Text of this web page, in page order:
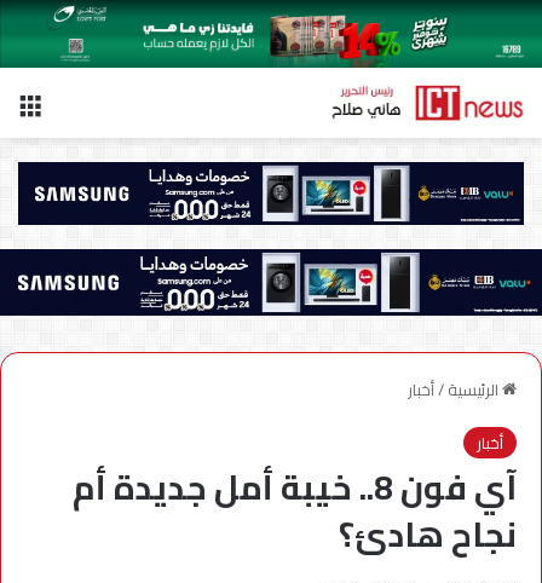
الرئيسية/أخبار
أخبار
آي فون 8.. خيبة أمل جديدة أم
نجاح هادئ؟